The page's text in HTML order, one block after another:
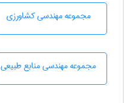
مجموعه مهندسی كشاورزی
مجموعه مهندسی منابع طبيعی